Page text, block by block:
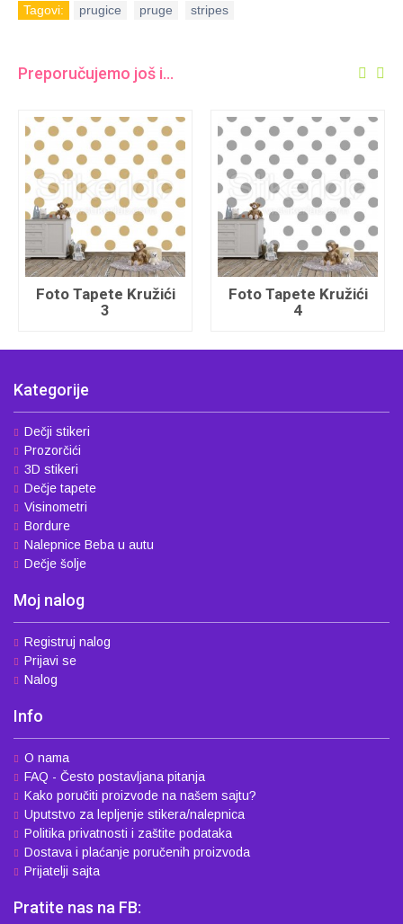
Tagovi: prugice pruge stripes
Preporučujemo još i...
Foto Tapete Kružići
3
Foto Tapete Kružići
4
Kategorije
Dečji stikeri
Prozorčići
3D stikeri
Dečje tapete
Visinometri
Bordure
Nalepnice Beba u autu
Dečje šolje
Moj nalog
Registruj nalog
Prijavi se
Nalog
Info
O nama
FAQ - Često postavljana pitanja
Kako poručiti proizvode na našem sajtu?
Uputstvo za lepljenje stikera/nalepnica
Politika privatnosti i zaštite podataka
Dostava i plaćanje poručenih proizvoda
Prijatelji sajta
Pratite nas na FB: